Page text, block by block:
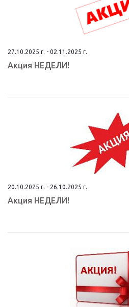
27.10.2025 г. - 02.11.2025 г.
Aкция НEДЕЛИ!
20.10.2025 г. - 26.10.2025 г.
Aкция НEДЕЛИ!